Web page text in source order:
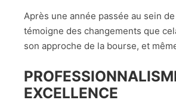
Après une année passée au sein
témoigne des changements que
son approche de la bourse, et
EXCELLENCE